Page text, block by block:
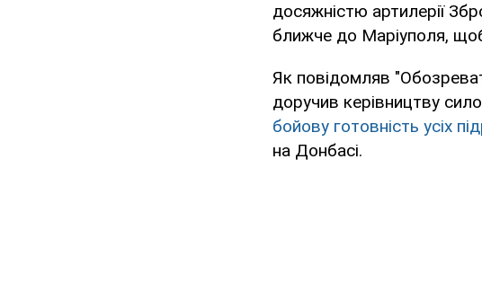
досяжністю артилерії
ближче до Маріуполя,
Як повідомляв
доручив керівництву
бойову готовність усіх
на Донбасі.